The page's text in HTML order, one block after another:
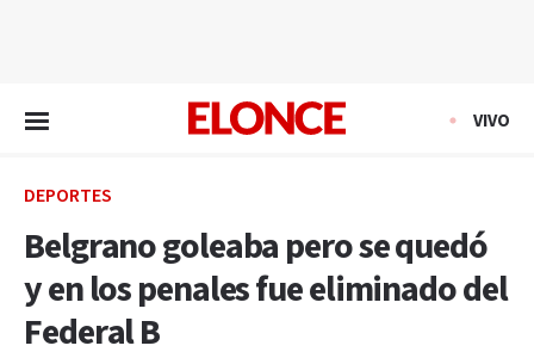
VIVO
DEPORTES
Belgrano goleaba pero se quedó
y en los penales fue eliminado del
Federal B